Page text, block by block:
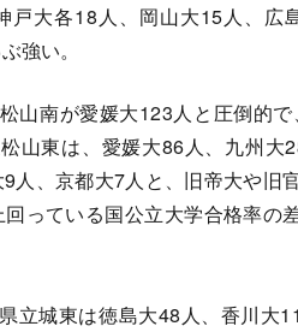
戸大各18人、岡山大15人、広
強い。
山南が愛媛大123人と圧倒的で
山東は、愛媛大86人、九州
人、京都大7人と、旧帝大や旧
っている国公立大学合格率の
立城東は徳島大48人、香川大